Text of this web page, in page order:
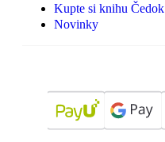
Kupte si knihu Čedok
Novinky